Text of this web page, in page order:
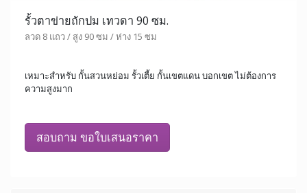
รั้วตาข่ายถักปม เทวดา 90 ซม.
ลวด 8 แถว / สูง 90 ซม / ห่าง 15 ซม
เหมาะสำหรับ กั้นสวนหย่อม รั้วเตี้ย กั้นเขตแดน บอกเขต ไม่ต้องการ
ความสูงมาก
สอบถาม ขอใบเสนอราคา